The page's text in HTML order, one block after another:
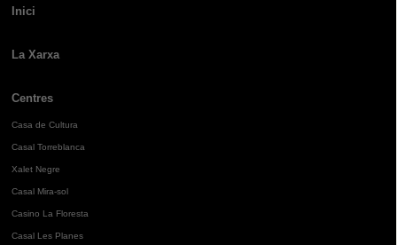
Inici
La Xarxa
Centres
Casa de Cultura
Casal Torreblanca
Xalet Negre
Casal Mira-sol
Casino La Floresta
Casal Les Planes